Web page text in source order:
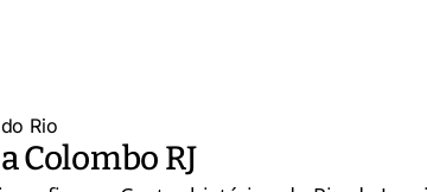
Rio
Colombo RJ